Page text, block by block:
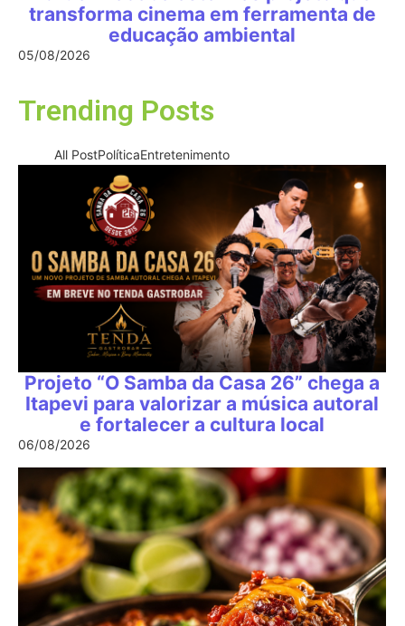
transforma cinema em ferramenta de
educação ambiental
05/08/2026
Trending Posts
All PostPolíticaEntretenimento
Projeto “O Samba da Casa 26” chega a
Itapevi para valorizar a música autoral
e fortalecer a cultura local
06/08/2026